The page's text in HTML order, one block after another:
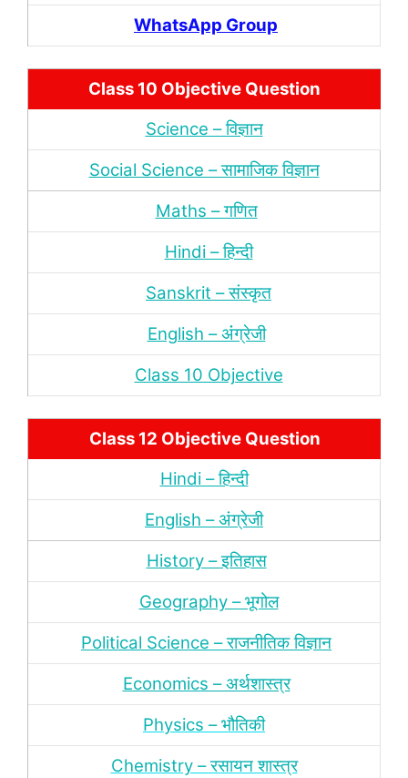
WhatsApp Group
Class 10 Objective Question
Science – विज्ञान
Social Science – सामाजिक विज्ञान
Maths – गणित
Hindi – हिन्‍दी
Sanskrit – संस्‍कृत
English – अंंग्रेजी
Class 10 Objective
Class 12 Objective Question
Hindi – हिन्‍दी
English – अंग्रेजी
History – इतिहास
Geography – भूगोल
Political Science – राजनीतिक विज्ञान
Economics – अर्थशास्‍त्र
Physics – भौतिकी
Chemistry – रसायन शास्‍त्र